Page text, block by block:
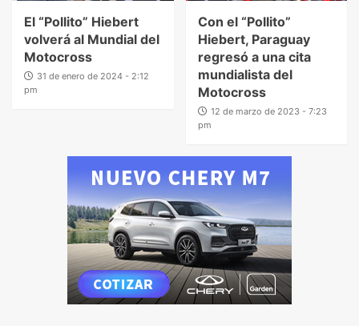
El “Pollito” Hiebert
volverá al Mundial del
Motocross
31 de enero de 2024 - 2:12
pm
Con el “Pollito”
Hiebert, Paraguay
regresó a una cita
mundialista del
Motocross
12 de marzo de 2023 - 7:23
pm